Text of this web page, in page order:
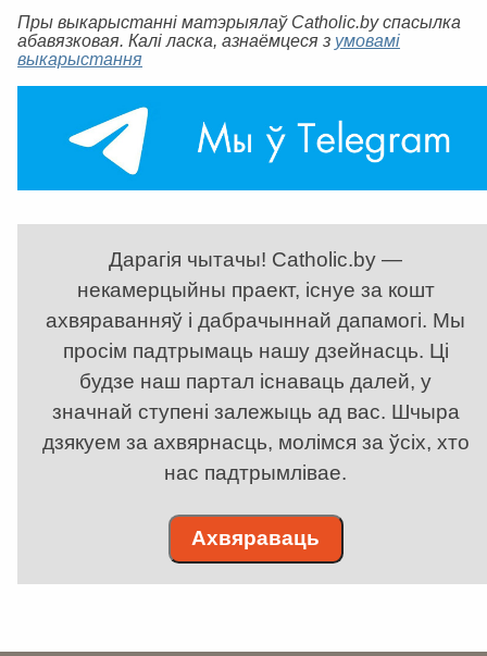
Пры выкарыстанні матэрыялаў Catholic.by спасылка
абавязковая. Калі ласка, азнаёмцеся з умовамі
выкарыстання
Дарагія чытачы! Catholic.by —
некамерцыйны праект, існуе за кошт
ахвяраванняў і дабрачыннай дапамогі. Мы
просім падтрымаць нашу дзейнасць. Ці
будзе наш партал існаваць далей, у
значнай ступені залежыць ад вас. Шчыра
дзякуем за ахвярнасць, молімся за ўсіх, хто
нас падтрымлівае.
Ахвяраваць